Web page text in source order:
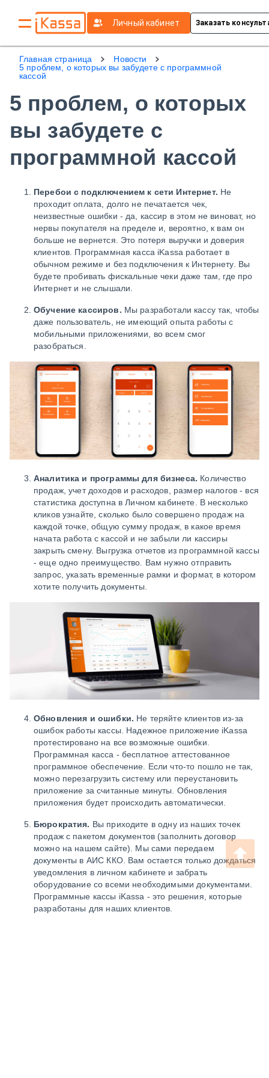
Личный кабинет Заказать
Главная страница
Новости
5 проблем, о которых вы забудете с программной
кассой
5 проблем, о которых
вы забудете с
программной кассой
Перебои с подключением к сети Интернет. Не
проходит оплата, долго не печатается чек,
неизвестные ошибки - да, кассир в этом не виноват, но
нервы покупателя на пределе и, вероятно, к вам он
больше не вернется. Это потеря выручки и доверия
клиентов. Программная касса iKassa работает в
обычном режиме и без подключения к Интернету. Вы
будете пробивать фискальные чеки даже там, где про
Интернет и не слышали.
Обучение кассиров. Мы разработали кассу так, чтобы
даже пользователь, не имеющий опыта работы с
мобильными приложениями, во всем смог
разобраться.
Аналитика и программы для бизнеса. Количество
продаж, учет доходов и расходов, размер налогов - вся
статистика доступна в Личном кабинете. В несколько
кликов узнайте, сколько было совершено продаж на
каждой точке, общую сумму продаж, в какое время
начата работа с кассой и не забыли ли кассиры
закрыть смену. Выгрузка отчетов из программной кассы
- еще одно преимущество. Вам нужно отправить
запрос, указать временные рамки и формат, в котором
хотите получить документы.
Обновления и ошибки. Не теряйте клиентов из-за
ошибок работы кассы. Надежное приложение iKassa
протестировано на все возможные ошибки.
Программная касса - бесплатное аттестованное
программное обеспечение. Если что-то пошло не так,
можно перезагрузить систему или переустановить
приложение за считанные минуты. Обновления
приложения будет происходить автоматически.
Бюрократия. Вы приходите в одну из наших точек
продаж с пакетом документов (заполнить договор
можно на нашем сайте). Мы сами передаем
документы в АИС ККО. Вам остается только дождаться
уведомления в личном кабинете и забрать
оборудование со всеми необходимыми документами.
Программные кассы iKassa - это решения, которые
разработаны для наших клиентов.